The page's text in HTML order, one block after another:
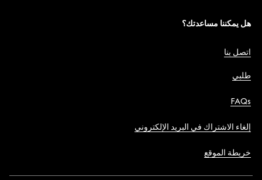
هل يمكننا مساعدتك؟
اتصل بنا
طلبي
FAQs
إلغاء الاشتراك في البريد الإلكتروني
خريطة الموقع